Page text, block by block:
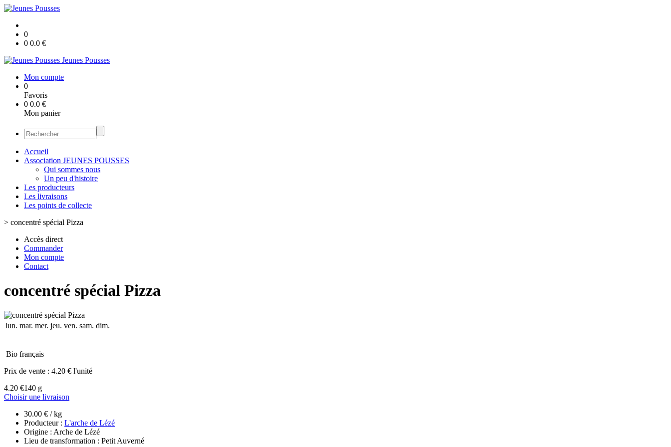
0
0 0.0 €
Jeunes Pousses
Mon compte
0
Favoris
0 0.0 €
Mon panier
Accueil
Association JEUNES POUSSES
Qui sommes nous
Un peu d'histoire
Les producteurs
Les livraisons
Les points de collecte
> concentré spécial Pizza
Accès direct
Commander
Mon compte
Contact
concentré spécial Pizza
lun. mar. mer. jeu. ven. sam. dim.
Bio français
Prix de vente : 4.20 € l'unité
4.20 €140 g
Choisir une livraison
30.00 € / kg
Producteur : L'arche de Lézé
Origine : Arche de Lézé
Lieu de transformation : Petit Auverné